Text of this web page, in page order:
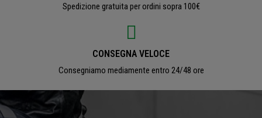
Spedizione gratuita per ordini sopra 100€
CONSEGNA VELOCE
Consegniamo mediamente entro 24/48 ore